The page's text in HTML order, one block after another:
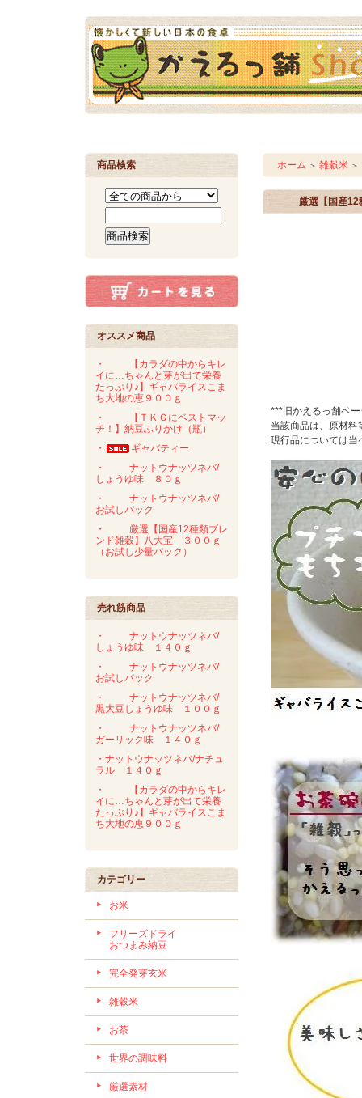
商品検索
オススメ商品
・
【カラダの中からキレ
イに…ちゃんと芽が出て栄養
たっぷり♪】ギャバライスこま
ち大地の恵９００ｇ
・
【ＴＫＧにベストマッ
チ！】納豆ふりかけ（瓶）
・
ギャバティー
・
ナットウナッツネバ/
しょうゆ味 ８０ｇ
・
ナットウナッツネバ/
お試しパック
・
厳選【国産12種類ブレ
ンド雑穀】八大宝 ３００ｇ
（お試し少量パック）
売れ筋商品
・
ナットウナッツネバ/
しょうゆ味 １４０ｇ
・
ナットウナッツネバ/
お試しパック
・
ナットウナッツネバ/
黒大豆しょうゆ味 １００ｇ
・
ナットウナッツネバ/
ガーリック味 １４０ｇ
・ナットウナッツネバ/ナチュ
ラル １４０ｇ
・
【カラダの中からキレ
イに…ちゃんと芽が出て栄養
たっぷり♪】ギャバライスこま
ち大地の恵９００ｇ
カテゴリー
お米
フリーズドライ
おつまみ納豆
完全発芽玄米
雑穀米
お茶
世界の調味料
厳選素材
ホーム ＞ 雑穀米 ＞
厳選【国産
***旧かえるっ舗ペ
当該商品は、原材
現行品については当